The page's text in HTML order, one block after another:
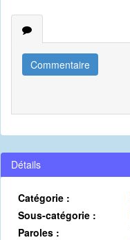
Commentaire
Détails
Catégorie :
Sous-catégorie :
Paroles :